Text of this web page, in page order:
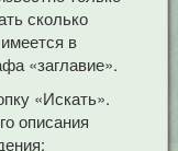
сколько
в
«заглавие».
«Искать».
описания